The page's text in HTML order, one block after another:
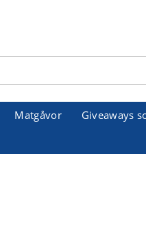
Matgåvor Giveaways